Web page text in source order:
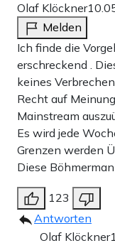
Olaf Klöckner
Melden
Ich finde die
erschreckend .
keines
Recht auf
Mainstream
Es wird jede
Grenzen werden
Diese
123
Antworten
Olaf Klöckner